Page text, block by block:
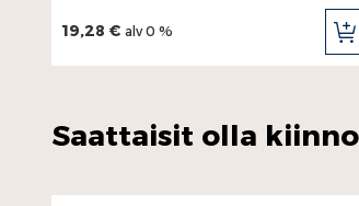
19,28 € alv 0 %
Saattaisit olla